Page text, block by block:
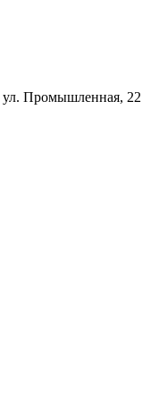
Промышленная, 22